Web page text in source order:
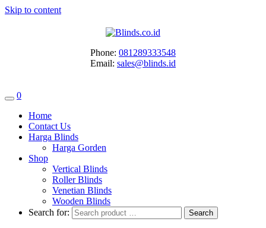
Skip to content
Phone: 081289333548
Email: sales@blinds.id
0
Home
Contact Us
Harga Blinds
Harga Gorden
Shop
Vertical Blinds
Roller Blinds
Venetian Blinds
Wooden Blinds
Search for: